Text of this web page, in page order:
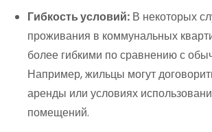
Гибкость условий: В некоторых
проживания в коммунальных
более гибкими по сравнению с
Например, жильцы могут
аренды или условиях
помещений.